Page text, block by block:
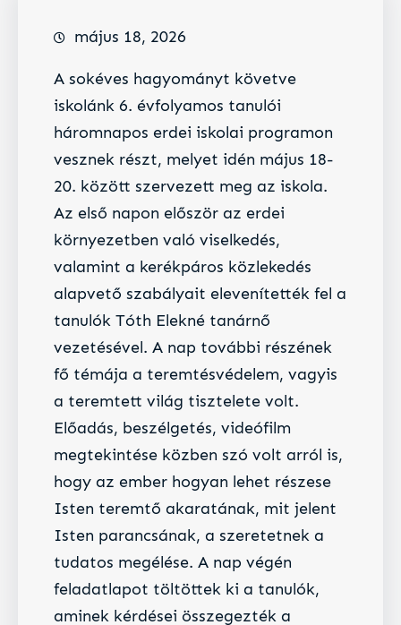
május 18, 2026
A sokéves hagyományt követve
iskolánk 6. évfolyamos tanulói
háromnapos erdei iskolai programon
vesznek részt, melyet idén május 18-
20. között szervezett meg az iskola.
Az első napon először az erdei
környezetben való viselkedés,
valamint a kerékpáros közlekedés
alapvető szabályait elevenítették fel a
tanulók Tóth Elekné tanárnő
vezetésével. A nap további részének
fő témája a teremtésvédelem, vagyis
a teremtett világ tisztelete volt.
Előadás, beszélgetés, videófilm
megtekintése közben szó volt arról is,
hogy az ember hogyan lehet részese
Isten teremtő akaratának, mit jelent
Isten parancsának, a szeretetnek a
tudatos megélése. A nap végén
feladatlapot töltöttek ki a tanulók,
aminek kérdései összegezték a